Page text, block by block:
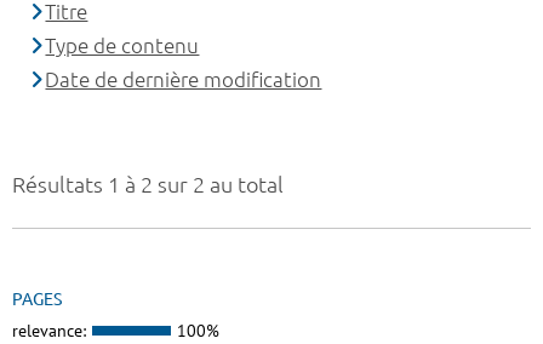
Résultats 1 à 2 sur 2 au total
PAGES
relevance: 100%
Titre
Type de contenu
Date de dernière modification